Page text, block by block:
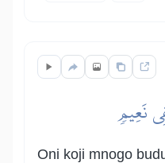
نَعِيمٖ
Oni koji mnogo